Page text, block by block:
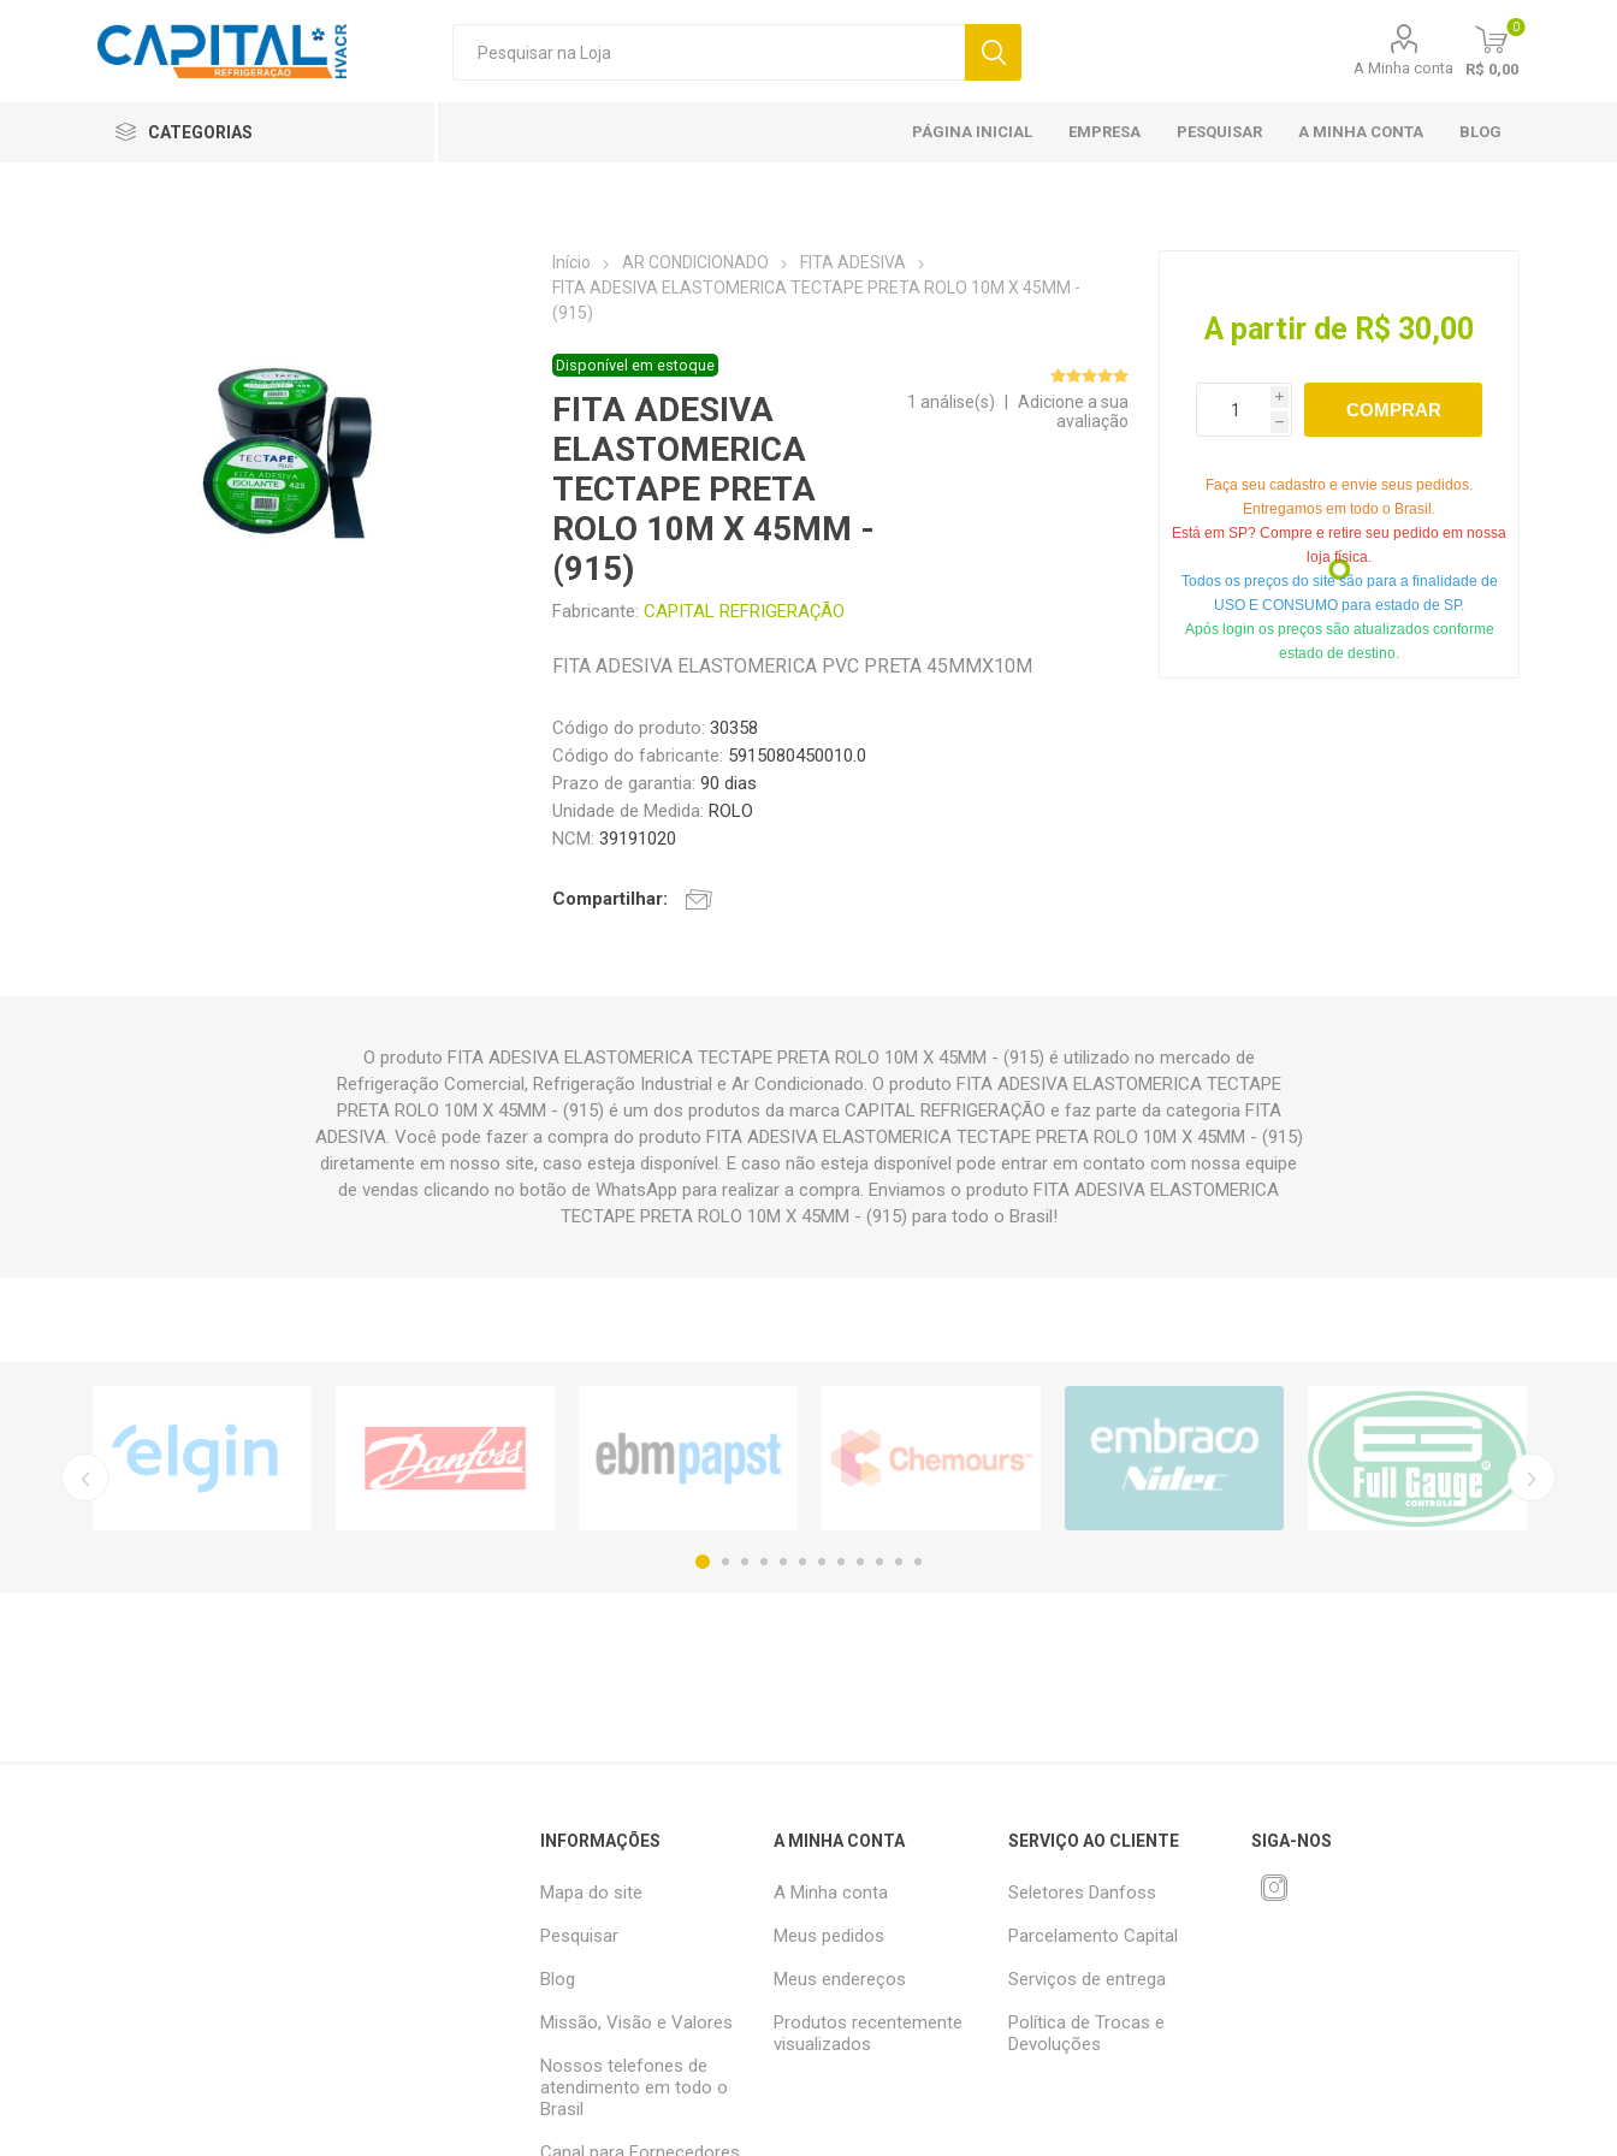
A Minha conta
0
R$ 0,00
CATEGORIAS PÁGINA INICIAL EMPRESA PESQUISAR A MINHA CONTA BLOG
Início AR CONDICIONADO
FITA ADESIVA
FITA ADESIVA ELASTOMERICA TECTAPE PRETA ROLO 10M X 45MM -
(915)
Disponível em estoque
FITA ADESIVA
ELASTOMERICA
TECTAPE PRETA
ROLO 10M X 45MM -
(915)
Fabricante: CAPITAL REFRIGERAÇÃO
1 análise(s)
Adicione a sua
avaliação
FITA ADESIVA ELASTOMERICA PVC PRETA 45MMX10M
Código do produto: 30358
Código do fabricante: 5915080450010.0
Prazo de garantia:90 dias
Unidade de Medida:ROLO
NCM:39191020
Compartilhar:
A partir de R$ 30,00
i
h
COMPRAR
Faça seu cadastro e envie seus pedidos.
Entregamos em todo o Brasil.
Está em SP? Compre e retire seu pedido em nossa
loja física.
Todos os preços do site são para a finalidade de
USO E CONSUMO para estado de SP.
Após login os preços são atualizados conforme
estado de destino.
O produto FITA ADESIVA ELASTOMERICA TECTAPE PRETA ROLO 10M X 45MM - (915) é utilizado no mercado de
Refrigeração Comercial, Refrigeração Industrial e Ar Condicionado. O produto FITA ADESIVA ELASTOMERICA TECTAPE
PRETA ROLO 10M X 45MM - (915) é um dos produtos da marca CAPITAL REFRIGERAÇÃO e faz parte da categoria FITA
ADESIVA. Você pode fazer a compra do produto FITA ADESIVA ELASTOMERICA TECTAPE PRETA ROLO 10M X 45MM - (915)
diretamente em nosso site, caso esteja disponível. E caso não esteja disponível pode entrar em contato com nossa equipe
de vendas clicando no botão de WhatsApp para realizar a compra. Enviamos o produto FITA ADESIVA ELASTOMERICA
TECTAPE PRETA ROLO 10M X 45MM - (915) para todo o Brasil!
INFORMAÇÕES
Mapa do site
Pesquisar
Blog
Missão, Visão e Valores
Nossos telefones de
atendimento em todo o
Brasil
A MINHA CONTA
A Minha conta
Meus pedidos
Meus endereços
Produtos recentemente
visualizados
SERVIÇO AO CLIENTE
Seletores Danfoss
Parcelamento Capital
Serviços de entrega
Política de Trocas e
Devoluções
SIGA-NOS